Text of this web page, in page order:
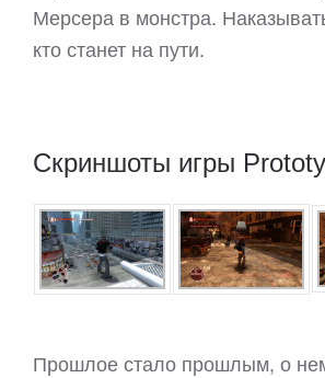
Мерсера в монстра.
кто станет на пути.
Скриншоты игры
Прошлое стало прошлым, о